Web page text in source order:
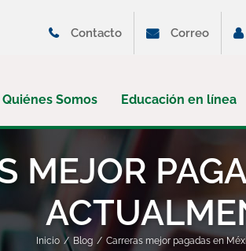
Contacto Correo
Quiénes Somos Educación en línea
MEJOR
Inicio Blog Carreras mejor pagadas en